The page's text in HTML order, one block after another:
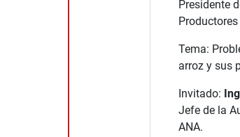
Presidente
Tema:
arroz y sus
Invitado:
Jefe de la
ANA.